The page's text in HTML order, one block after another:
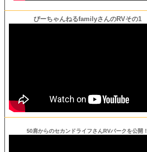
ぴーちゃんねるfamilyさんのRVその1
50肩からのセカンドライフさんRVパークを公開！